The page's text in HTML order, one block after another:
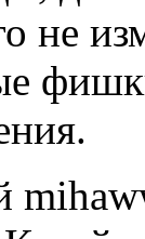
не